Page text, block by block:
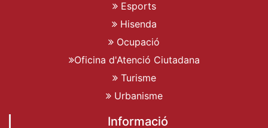
Esports
Hisenda
Ocupació
Oficina d'Atenció Ciutadana
Turisme
Urbanisme
Informació